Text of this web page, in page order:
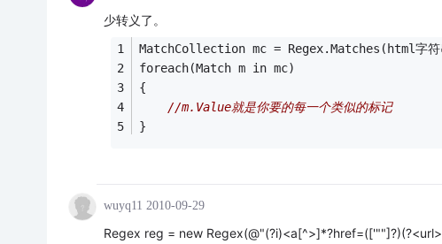
少转义了。
MatchCollection mc = Regex.Matches(html字符
foreach(Match m in mc)
{
//m.Value就是你要的每一个类似的标记
}
wuyq11 2010-09-29
Regex reg = new